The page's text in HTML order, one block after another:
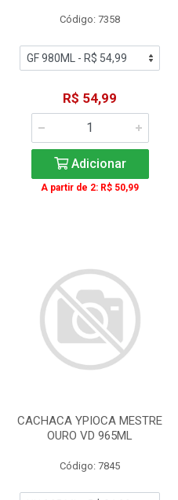
Código: 7358
R$ 54,99
Adicionar
A partir de 2: R$ 50,99
CACHACA YPIOCA MESTRE
OURO VD 965ML
Código: 7845